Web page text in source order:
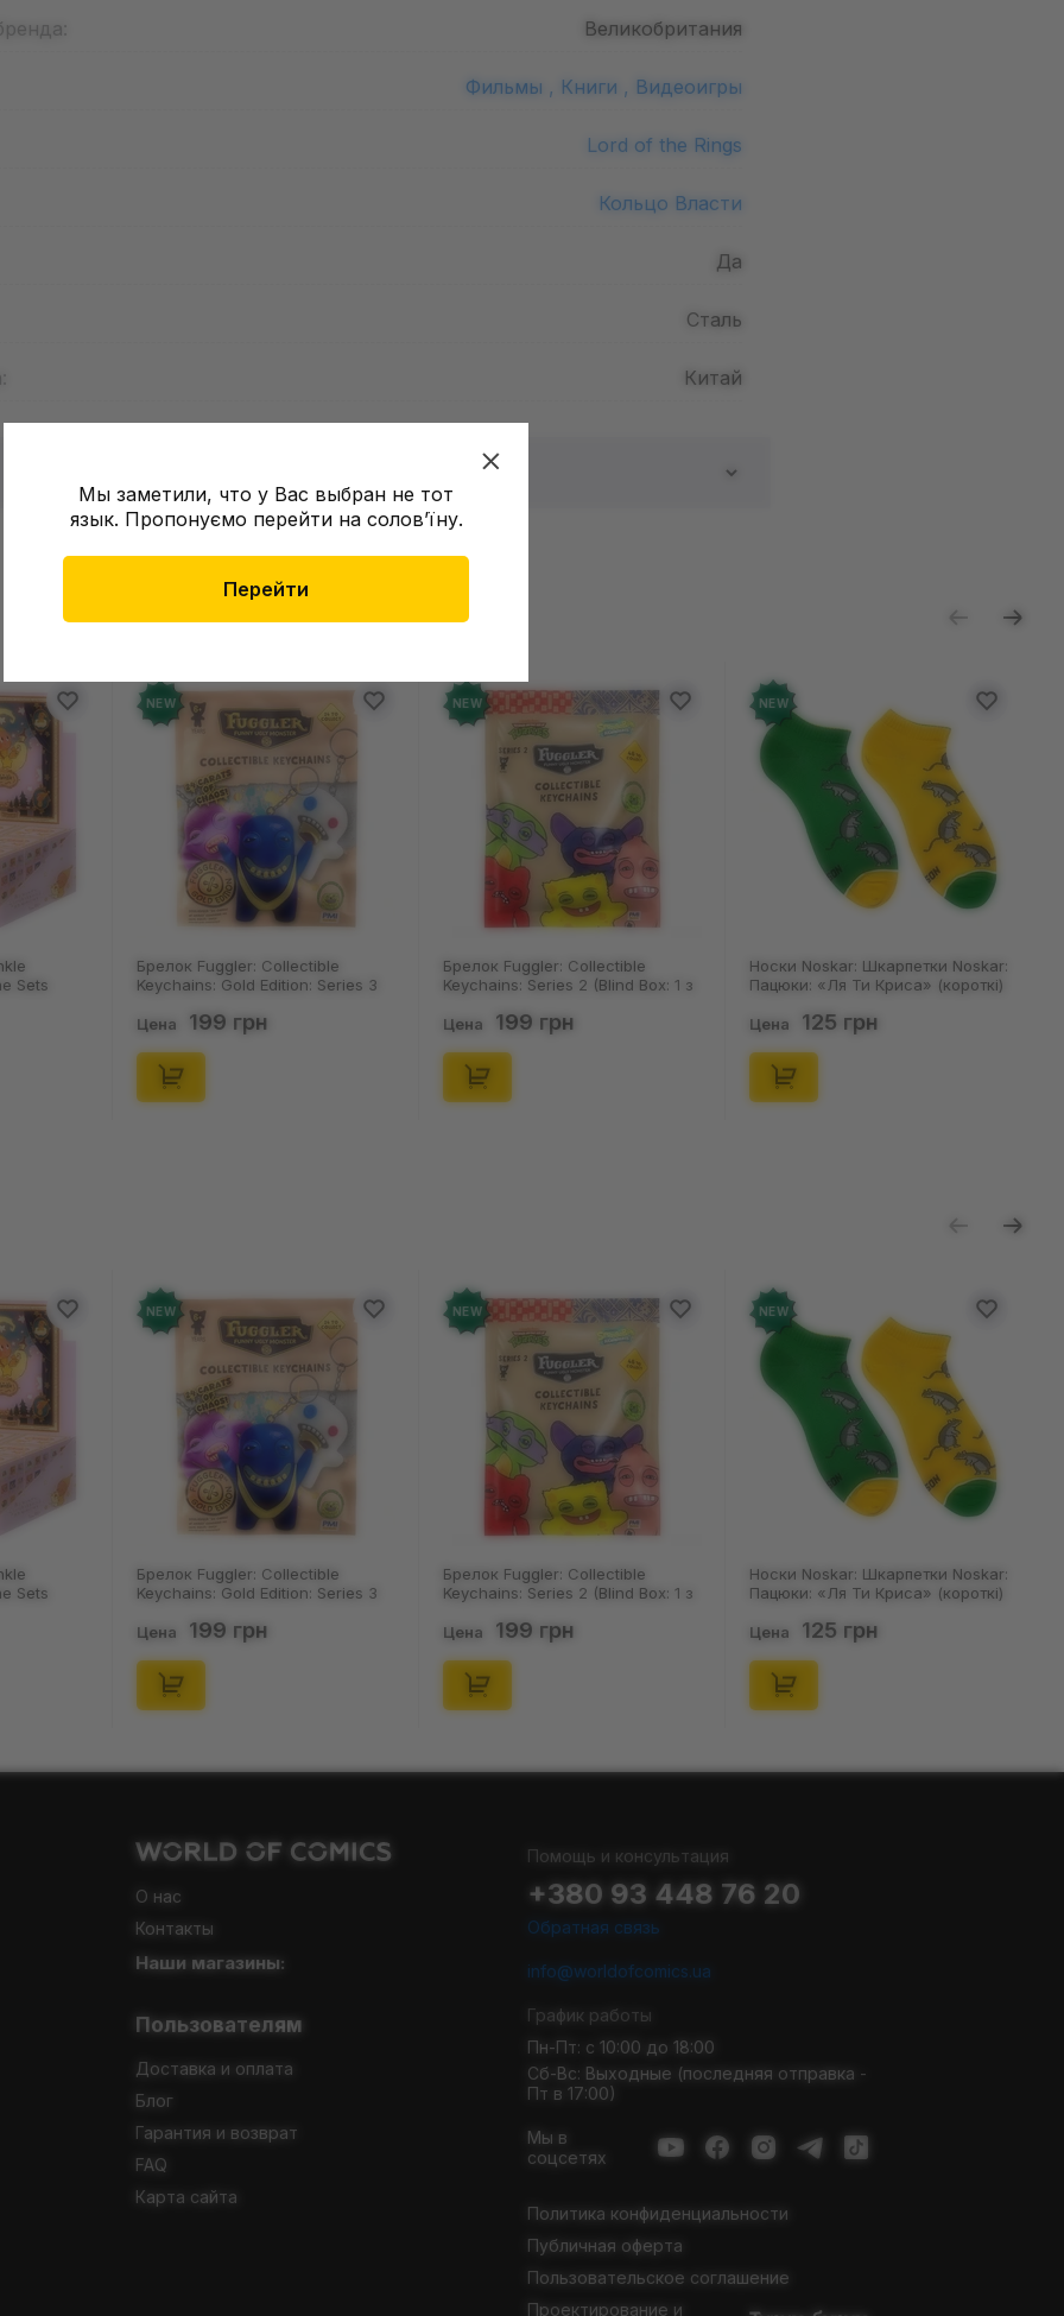
Мы заметили, что у Вас выбран не тот
язык. Пропонуємо перейти на соловʼїну.
Перейти
Великобритания
Фильмы , Книги , Видеоигры
Lord of the Rings
Кольцо Власти
Да
Сталь
Китай
о товаре еще нет
и получите 50 грн на свой счет
Series 3
NEW
Брелок Fuggler: Collectible
Keychains: Series 2 (Blind Box: 1 з
Цена 199 грн
NEW
Носки Noskar: Шкарпетки Noskar:
Пацюки: «Ля Ти Криса» (короткі)
Цена 125 грн
Шкарпетки Noskar: Шкарпетки
Noskar: Пацюки: «Ля Ти Криса»
Цена 125 грн
Sets
NEW
Брелок Fuggler: Collectible
Keychains: Gold Edition: Series 3
Цена 199 грн
NEW
Брелок Fuggler: Collectible
Keychains: Series 2 (Blind Box: 1 з
Цена 199 грн
NEW
Носки Noskar: Шкарпетки Noskar:
Пацюки: «Ля Ти Криса» (короткі)
Цена 125 грн
О нас
Контакты
Наши магазины:
Пользователям
Доставка и оплата
Блог
Гарантия и возврат
FAQ
Карта сайта
Помощь и консультация
+380 93 448 76 20
Обратная связь
info@worldofcomics.ua
График работы
Пн-Пт: с 10:00 до 18:00
Сб-Вс: Выходные (последняя отправка -
Пт в 17:00)
Мы в
соцсетях
Политика конфиденциальности
Публичная оферта
Пользовательское соглашение
Проектирование и